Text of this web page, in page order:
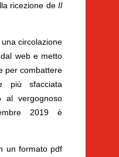
ricezione deIl
circolazione
web e metto
per combattere
più sfacciata
al vergognoso
2019 è
un formato pdf